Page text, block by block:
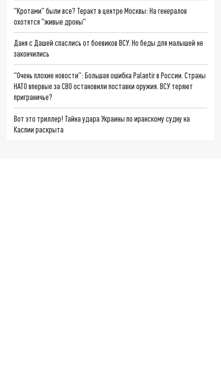
"Кротами" были все? Теракт в центре Москвы: На генералов
охотятся "живые дроны"
Даня с Дашей спаслись от боевиков ВСУ. Но беды для малышей не
закончились
"Очень плохие новости": Большая ошибка Palantir в России. Страны
НАТО впервые за СВО остановили поставки оружия. ВСУ теряют
приграничье?
Вот это триллер! Тайна удара Украины по иранскому судну на
Каспии раскрыта